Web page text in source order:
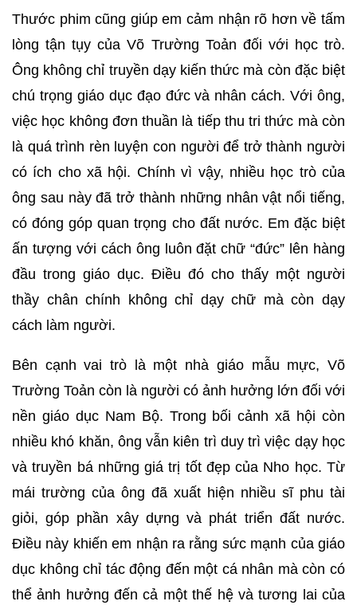
Thước phim cũng giúp em cảm nhận rõ hơn về tấm
lòng tận tụy của Võ Trường Toản đối với học trò.
Ông không chỉ truyền dạy kiến thức mà còn đặc biệt
chú trọng giáo dục đạo đức và nhân cách. Với ông,
việc học không đơn thuần là tiếp thu tri thức mà còn
là quá trình rèn luyện con người để trở thành người
có ích cho xã hội. Chính vì vậy, nhiều học trò của
ông sau này đã trở thành những nhân vật nổi tiếng,
có đóng góp quan trọng cho đất nước. Em đặc biệt
ấn tượng với cách ông luôn đặt chữ “đức” lên hàng
đầu trong giáo dục. Điều đó cho thấy một người
thầy chân chính không chỉ dạy chữ mà còn dạy
cách làm người.
Bên cạnh vai trò là một nhà giáo mẫu mực, Võ
Trường Toản còn là người có ảnh hưởng lớn đối với
nền giáo dục Nam Bộ. Trong bối cảnh xã hội còn
nhiều khó khăn, ông vẫn kiên trì duy trì việc dạy học
và truyền bá những giá trị tốt đẹp của Nho học. Từ
mái trường của ông đã xuất hiện nhiều sĩ phu tài
giỏi, góp phần xây dựng và phát triển đất nước.
Điều này khiến em nhận ra rằng sức mạnh của giáo
dục không chỉ tác động đến một cá nhân mà còn có
thể ảnh hưởng đến cả một thế hệ và tương lai của